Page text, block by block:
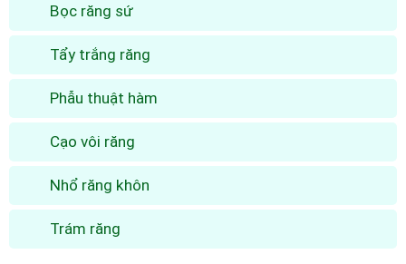
Bọc răng sứ
Tẩy trắng răng
Phẫu thuật hàm
Cạo vôi răng
Nhổ răng khôn
Trám răng